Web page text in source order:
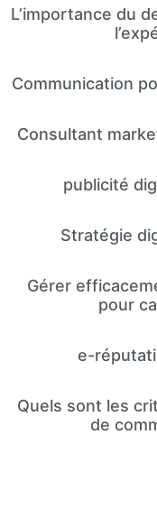
L’importance du
Communication
Consultant
publicité
Stratégie
Gérer
pour
e-
Quels sont les
de